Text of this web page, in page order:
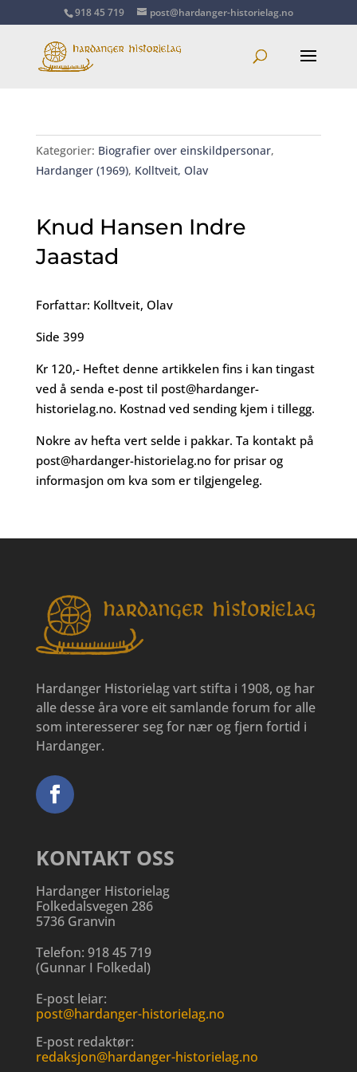
918 45 719 post@hardanger-historielag.no
Kategorier: Biografier over einskildpersonar,
Hardanger (1969), Kolltveit, Olav
Knud Hansen Indre
Jaastad
Forfattar: Kolltveit, Olav
Side 399
Kr 120,- Heftet denne artikkelen fins i kan tingast
ved å senda e-post til post@hardanger-
historielag.no. Kostnad ved sending kjem i tillegg.
Nokre av hefta vert selde i pakkar. Ta kontakt på
post@hardanger-historielag.nofor prisar og
informasjon om kva som er tilgjengeleg.
Hardanger Historielag vart stifta i 1908, og har
alle desse åra vore eit samlande forum for alle
som interesserer seg for nær og fjern fortid i
Hardanger.
KONTAKT OSS
Hardanger Historielag
Folkedalsvegen 286
5736 Granvin
Telefon: 918 45 719
(Gunnar I Folkedal)
E-post leiar:
post@hardanger-historielag.no
E-post redaktør:
redaksjon@hardanger-historielag.no